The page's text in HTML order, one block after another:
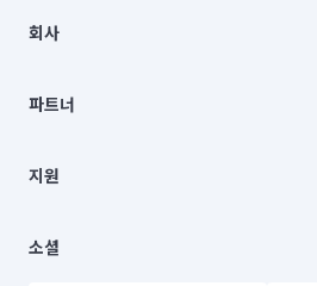
00019 |
주소 | 본사: 서울특별시 종로구 율곡로 6(중
컨택센터 : 서울특별시 종로구 수송동 율곡
상품, 상품정보, 거래에 관한 의무와 책임은
언론 보도 관련 문의:
© 유한회사 미소. Miso, Inc. All Rights
회사
채용
파트너
이사
지원
이용약관
소셜